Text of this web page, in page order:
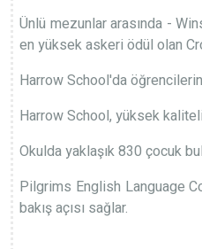
Ünlü mezunlar arasında -
en yüksek askeri ödül olan
Harrow School'da
Harrow School, yüksek
Okulda yaklaşık 830 çocuk
Pilgrims English Language
bakış açısı sağlar.